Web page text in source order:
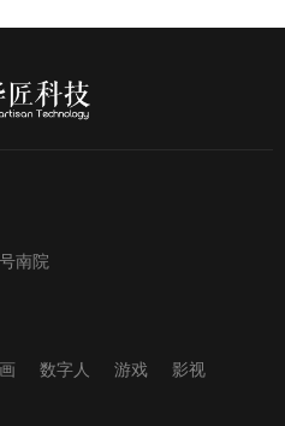
南院
数字人 游戏 影视